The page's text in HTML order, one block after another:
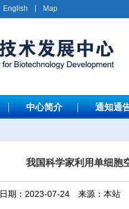
English Map
中心简介 通知通
我国科学家利用单细胞
日期：2023-07-24 来源：本站